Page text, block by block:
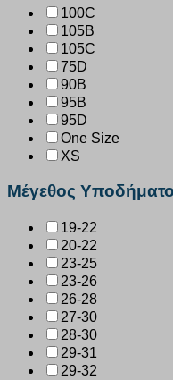
100C
105B
105C
75D
90B
95B
95D
One Size
XS
Μέγεθος
19-22
20-22
23-25
23-26
26-28
27-30
28-30
29-31
29-32